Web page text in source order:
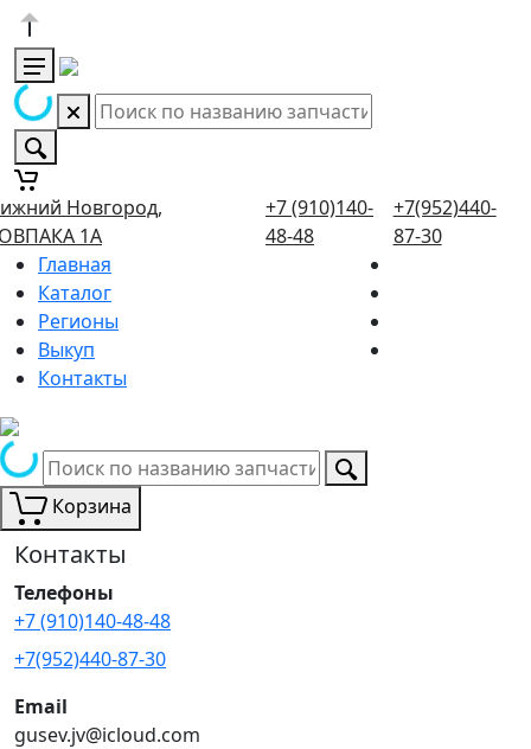
Новгород,
1А
+7 (910)140-
48-48
+7(952)440-
87-30
Главная
Каталог
Регионы
Выкуп
Контакты
Корзина
Контакты
Телефоны
+7 (910)140-48-48
+7(952)440-87-30
Email
gusev.jv@icloud.com